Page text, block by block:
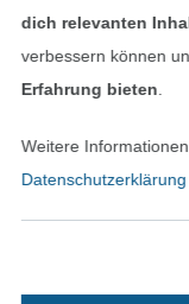
Alle
Die
dich relevanten
verbessern können
Erfahrung bieten
Weitere
Datenschutzerklärung